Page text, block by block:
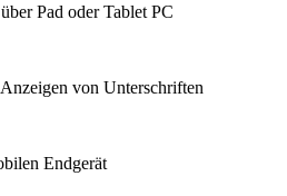
Pad oder Tablet PC
von Unterschriften
Endgerät